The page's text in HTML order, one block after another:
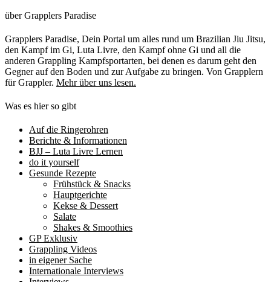
über Grapplers Paradise
Grapplers Paradise, Dein Portal um alles rund um Brazilian Jiu Jitsu,
den Kampf im Gi, Luta Livre, den Kampf ohne Gi und all die
anderen Grappling Kampfsportarten, bei denen es darum geht den
Gegner auf den Boden und zur Aufgabe zu bringen. Von Grapplern
für Grappler. Mehr über uns lesen.
Was es hier so gibt
Auf die Ringerohren
Berichte & Informationen
BJJ – Luta Livre Lernen
do it yourself
Gesunde Rezepte
Frühstück & Snacks
Hauptgerichte
Kekse & Dessert
Salate
Shakes & Smoothies
GP Exklusiv
Grappling Videos
in eigener Sache
Internationale Interviews